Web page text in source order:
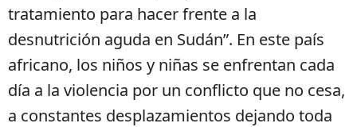
tratamiento para hacer frente a la
desnutrición aguda en Sudán”. En este país
africano, los niños y niñas se enfrentan cada
día a la violencia por un conflicto que no cesa,
a constantes desplazamientos dejando toda